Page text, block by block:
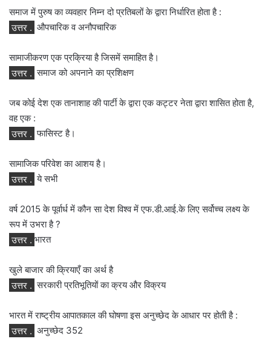
समाज में पुरुष का व्यवहार निम्न दो प्रतिबलों के द्वारा निर्धारित होता है :
उत्तर . औपचारिक व अनौपचारिक
सामाजीकरण एक प्रक्रिया है जिसमें समाहित है।
उत्तर . समाज को अपनाने का प्रशिक्षण
जब कोई देश एक तानाशाह की पार्टी के द्वारा एक कट्टर नेता द्वारा शासित होता है,
वह एक :
उत्तर . फासिस्ट है।
सामाजिक परिवेश का आशय है।
उत्तर . ये सभी
वर्ष 2015 के पूर्वार्ध में कौन सा देश विश्व में एफ.डी.आई.के लिए सर्वोच्च लक्ष्य के
रूप में उभरा है ?
उत्तर . भारत
खुले बाजार की क्रियाएँ का अर्थ है
उत्तर . सरकारी प्रतिभूतियों का क्रय और विक्रय
भारत में राष्ट्रीय आपातकाल की घोषणा इस अनुच्छेद के आधार पर होती है :
उत्तर . अनुच्छेद 352